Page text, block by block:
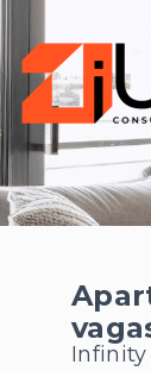
Infinity